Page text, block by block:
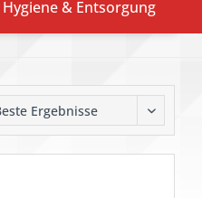
Hygiene & Entsorgung